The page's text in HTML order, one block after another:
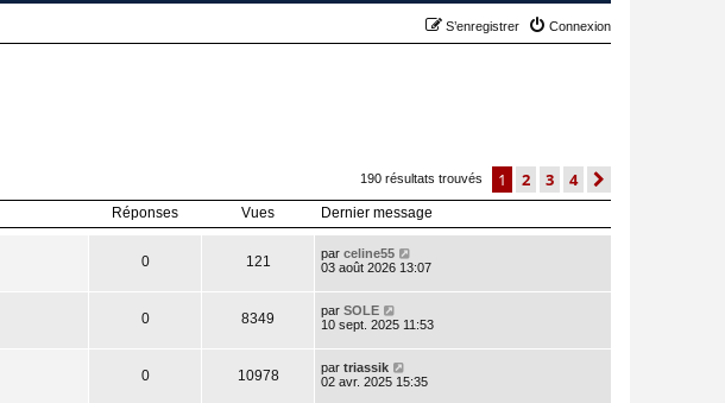
Connexion
S’enregistrer
190 résultats trouvés 1 2 3 4
Réponses Vues Dernier message
0 121 par celine55
03 août 2026 13:07
0 8349 par SOLE
10 sept. 2025 11:53
0 10978 par triassik
02 avr. 2025 15:35